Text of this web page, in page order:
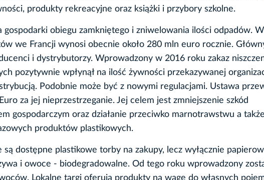
produkty rekreacyjne oraz książki i przybory szkolne.
gospodarki obiegu zamkniętego i zniwelowania ilości odpadów.
we Francji wynosi obecnie około 280 mln euro rocznie.
i dystrybutorzy. Wprowadzony w 2016 roku zakaz
pozytywnie wpłynął na ilość żywności przekazywanej
Podobnie może być z nowymi regulacjami. Ustawa
za jej nieprzestrzeganie. Jej celem jest zmniejszenie szkód
gospodarczym oraz działanie przeciwko marnotrawstwu a także
produktów plastikowych.
dostępne plastikowe torby na zakupy, lecz wyłącznie
i owoce - biodegradowalne. Od tego roku wprowadzony
Lokalne targi oferują produkty na wagę do własnych